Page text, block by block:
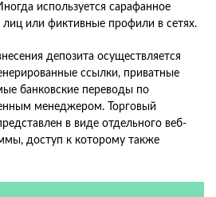
используется сарафанное
лиц или фиктивные профили в сетях.
депозита осуществляется
ссылки, приватные
банковские переводы по
менеджером. Торговый
в виде отдельного веб-
доступ к которому также